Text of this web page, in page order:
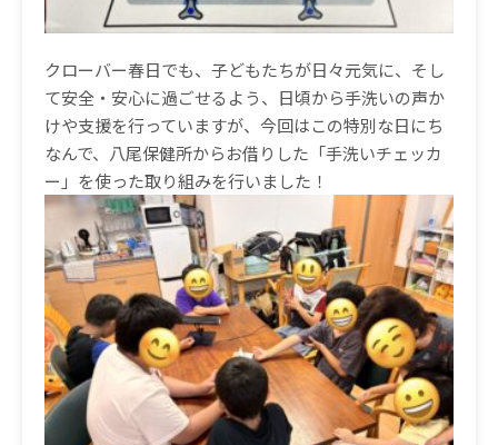
クローバー春日でも、子どもたちが日々元気に、そし
て安全・安心に過ごせるよう、日頃から手洗いの声か
けや支援を行っていますが、今回はこの特別な日にち
なんで、八尾保健所からお借りした「手洗いチェッカ
ー」を使った取り組みを行いました！